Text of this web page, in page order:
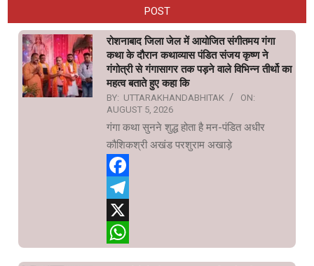
POST
रोशनाबाद जिला जेल में आयोजित संगीतमय गंगा
कथा के दौरान कथाव्यास पंडित संजय कृष्ण ने
गंगोत्री से गंगासागर तक पड़ने वाले विभिन्न तीर्थो का
महत्व बताते हुए कहा कि
BY: UTTARAKHANDABHITAK
ON:
AUGUST 5, 2026
गंगा कथा सुनने शुद्ध होता है मन-पंडित अधीर
कौशिकश्री अखंड परशुराम अखाड़े
Facebook
Telegram
X